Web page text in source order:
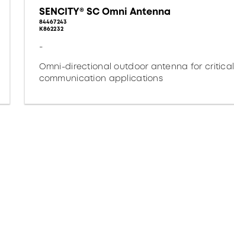
SENCITY® SC Omni Antenna
84467243
K862232
-
Omni-directional outdoor antenna for critical
communication applications